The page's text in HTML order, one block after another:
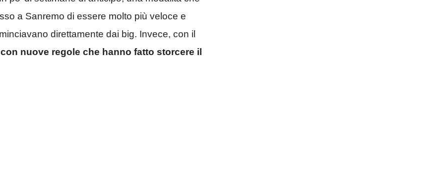
a Sanremo di essere molto più veloce e
direttamente dai big. Invece, con il
nuove regole che hanno fatto storcere il